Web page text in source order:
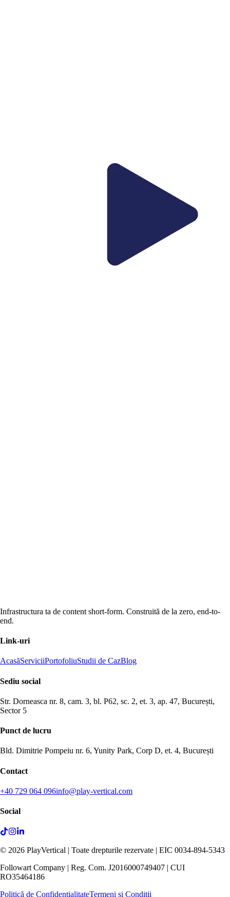
Infrastructura ta de content short-form. Construită de la zero, end-to-
end.
Link-uri
AcasăServiciiPortofoliuStudii de CazBlog
Sediu social
Str. Dorneasca nr. 8, cam. 3, bl. P62, sc. 2, et. 3, ap. 47, București,
Sector 5
Punct de lucru
Bld. Dimitrie Pompeiu nr. 6, Yunity Park, Corp D, et. 4, București
Contact
+40 729 064 096info@play-vertical.com
Social
© 2026 PlayVertical | Toate drepturile rezervate | EIC 0034-894-5343
Followart Company | Reg. Com. J2016000749407 | CUI
RO35464186
Politică de ConfidențialitateTermeni și Condiții